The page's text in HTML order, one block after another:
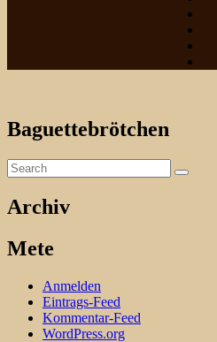
Baguettebrötchen
Archiv
Mete
Anmelden
Eintrags-Feed
Kommentar-Feed
WordPress.org